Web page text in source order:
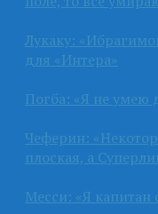
Лукаку:
для «Интера»
Погба: «Я не умею
Чеферин:
плоская, а
Месси: «Я капитан